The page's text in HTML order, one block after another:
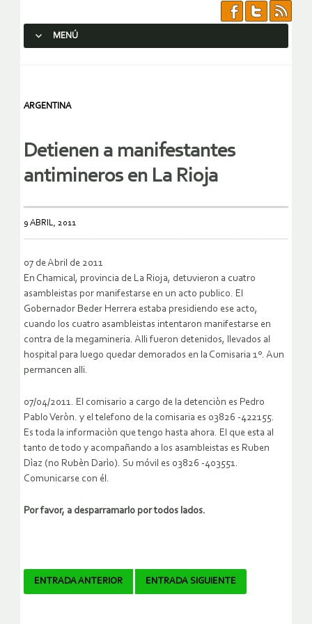
MENÚ
ARGENTINA
Detienen a manifestantes
antimineros en La Rioja
9 ABRIL, 2011
07 de Abril de 2011
En Chamical, provincia de La Rioja, detuvieron a cuatro
asambleistas por manifestarse en un acto publico. El
Gobernador Beder Herrera estaba presidiendo ese acto,
cuando los cuatro asambleistas intentaron manifestarse en
contra de la megamineria. Alli fueron detenidos, llevados al
hospital para luego quedar demorados en la Comisaria 1º. Aun
permancen alli.
07/04/2011. El comisario a cargo de la detenciòn es Pedro
Pablo Veròn. y el telefono de la comisaria es 03826 -422155.
Es toda la informaciòn que tengo hasta ahora. El que esta al
tanto de todo y acompañando a los asambleistas es Ruben
Dìaz (no Rubèn Darìo). Su móvil es 03826 -403551.
Comunicarse con él.
Por favor, a desparramarlo por todos lados.
Navegador
ENTRADA ANTERIOR ENTRADA SIGUIENTE